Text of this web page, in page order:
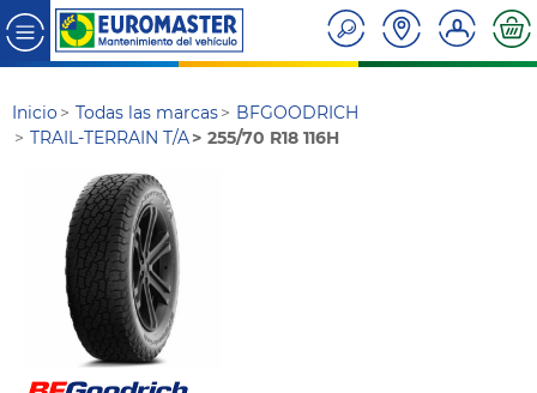
Inicio Todas las marcas
BFGOODRICH
TRAIL-TERRAIN T/A
255/70 R18 116H